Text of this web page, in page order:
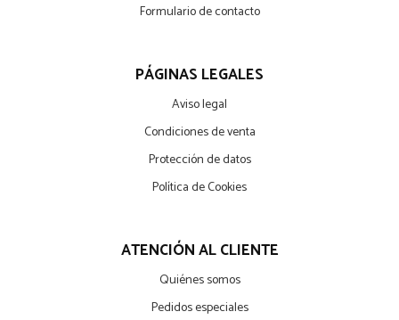
Formulario de contacto
PÁGINAS LEGALES
Aviso legal
Condiciones de venta
Protección de datos
Política de Cookies
ATENCIÓN AL CLIENTE
Quiénes somos
Pedidos especiales